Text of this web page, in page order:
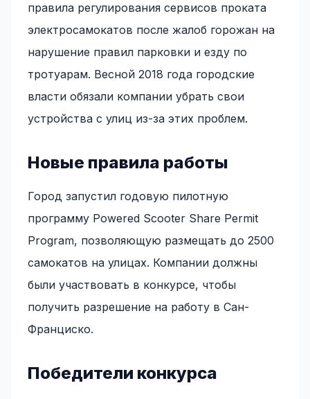
правила регулирования сервисов проката
электросамокатов после жалоб горожан на
нарушение правил парковки и езду по
тротуарам. Весной 2018 года городские
власти обязали компании убрать свои
устройства с улиц из-за этих проблем.
Новые правила работы
Город запустил годовую пилотную
программу Powered Scooter Share Permit
Program, позволяющую размещать до 2500
самокатов на улицах. Компании должны
были участвовать в конкурсе, чтобы
получить разрешение на работу в Сан-
Франциско.
Победители конкурса